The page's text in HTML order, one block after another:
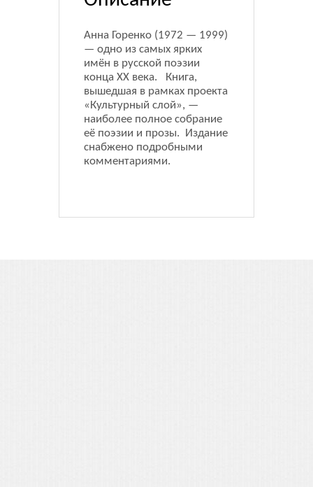
Анна Горенко (1972 — 1999)
— одно из самых ярких
имён в русской поэзии
конца ХХ века. Книга,
вышедшая в рамках проекта
«Культурный слой», —
наиболее полное собрание
её поэзии и прозы. Издание
снабжено подробными
комментариями.